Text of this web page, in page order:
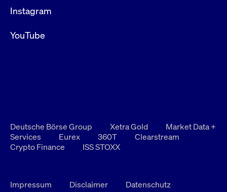
Instagram
YouTube
Deutsche Börse Group Xetra Gold
Market Data +
Services
Eurex 360T
Clearstream
Crypto Finance
ISS STOXX
Impressum Disclaimer
Datenschutz